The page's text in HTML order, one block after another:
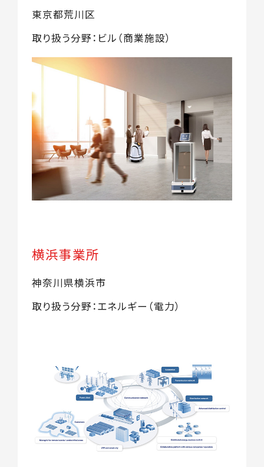
東京都荒川区
取り扱う分野：ビル（商業施設）
横浜事業所
神奈川県横浜市
取り扱う分野：エネルギー（電力）